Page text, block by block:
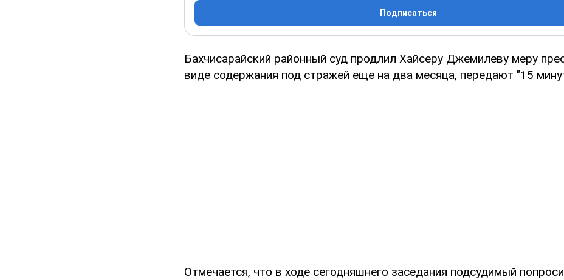
Подписаться
Бахчисарайский районный суд продлил Хайсеру Джемилеву меру
виде содержания под стражей еще на два месяца, передают "15
Отмечается, что в ходе сегодняшнего заседания подсудимый